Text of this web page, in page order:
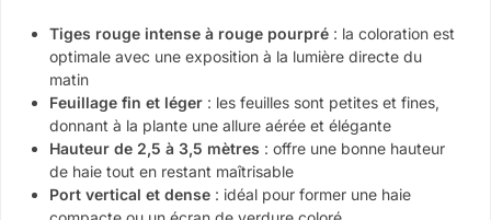
Tiges rouge intense à rouge pourpré : la coloration est
optimale avec une exposition à la lumière directe du
matin
Feuillage fin et léger : les feuilles sont petites et fines,
donnant à la plante une allure aérée et élégante
Hauteur de 2,5 à 3,5 mètres : offre une bonne hauteur
de haie tout en restant maîtrisable
Port vertical et dense : idéal pour former une haie